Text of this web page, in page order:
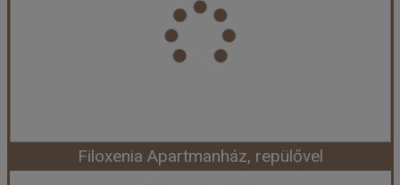
Város:Faliraki
Utazás módja:
Repülővel
Ellátás: Ellátás nélkül
Szálláskategória:
Program szerint
Időpont: 2026-09-27 | 7 éj
Filoxenia Apartmanház, repülővel